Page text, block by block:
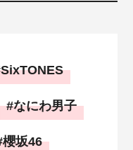
SixTONES
なにわ男子
櫻坂46